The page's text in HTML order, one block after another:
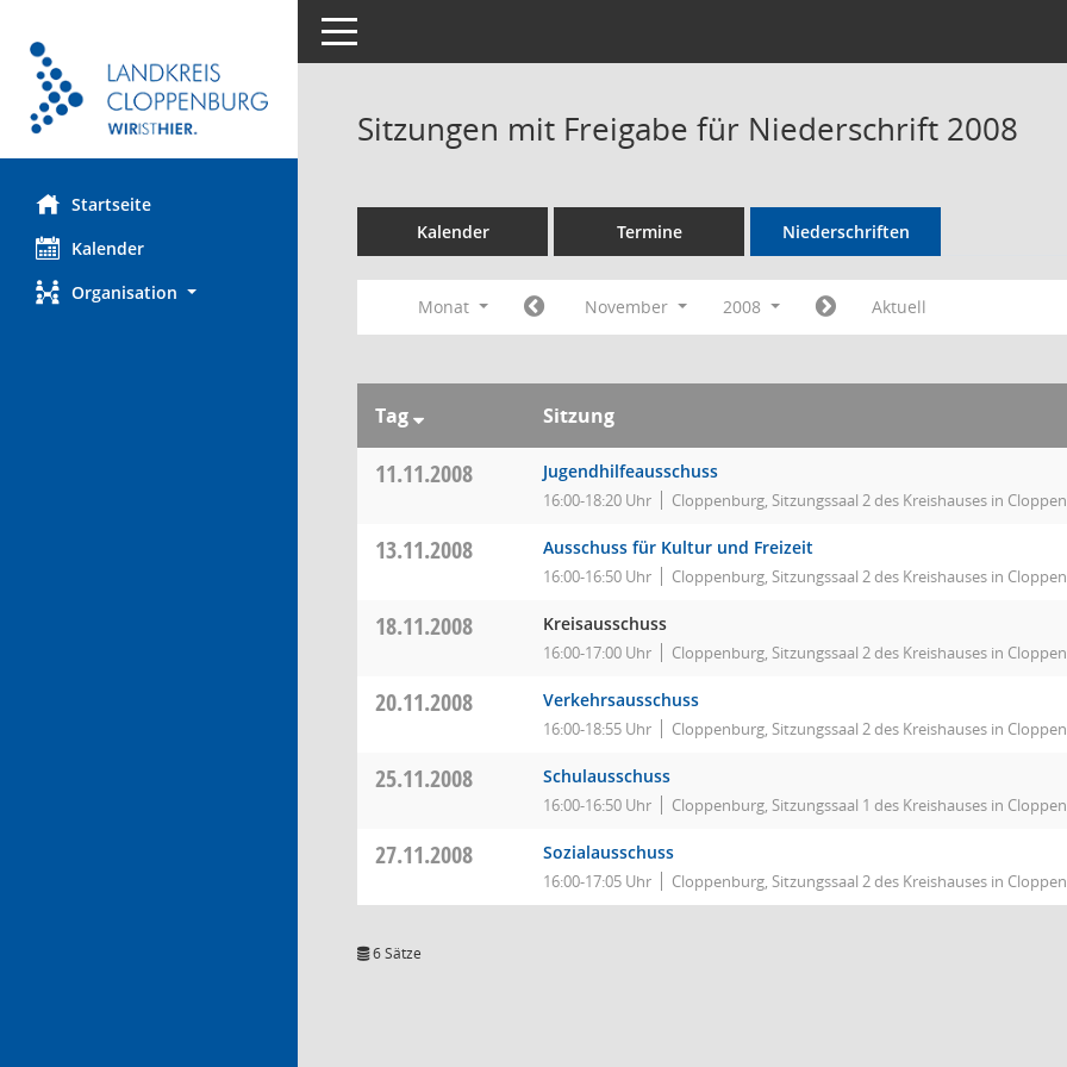
Startseite
Kalender
Organisation
Toggle navigation
Sitzungen mit Freigabe für Niederschrift 2008
Kalender Termine Niederschriften
Monat November 2008 Aktuell
Tag Sitzung
11.11.2008 Jugendhilfeausschuss
16:00-18:20 Uhr Cloppenburg, Sitzungssaal 2 des Kreishauses in
13.11.2008 Ausschuss für Kultur und Freizeit
16:00-16:50 Uhr Cloppenburg, Sitzungssaal 2 des Kreishauses in
18.11.2008 Kreisausschuss
16:00-17:00 Uhr Cloppenburg, Sitzungssaal 2 des Kreishauses in
20.11.2008 Verkehrsausschuss
16:00-18:55 Uhr Cloppenburg, Sitzungssaal 2 des Kreishauses in
25.11.2008 Schulausschuss
16:00-16:50 Uhr Cloppenburg, Sitzungssaal 1 des Kreishauses in
27.11.2008 Sozialausschuss
16:00-17:05 Uhr Cloppenburg, Sitzungssaal 2 des Kreishauses in
6 Sätze